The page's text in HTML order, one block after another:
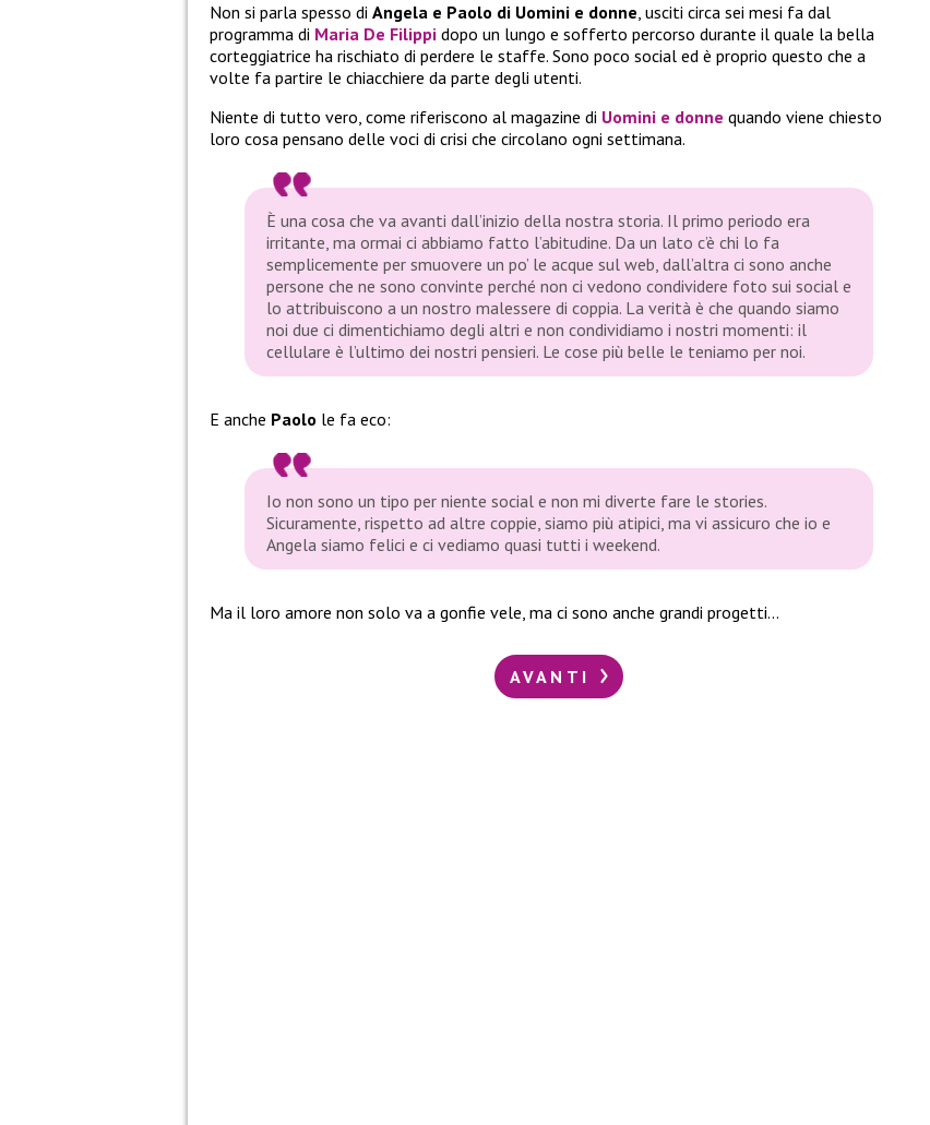
Non si parla spesso di Angela e Paolo di Uomini e donne, usciti circa sei mesi fa dal
programma di Maria De Filippi dopo un lungo e sofferto percorso durante il quale la bella
corteggiatrice ha rischiato di perdere le staffe. Sono poco social ed è proprio questo che a
volte fa partire le chiacchiere da parte degli utenti.
Niente di tutto vero, come riferiscono al magazine di Uomini e donne quando viene chiesto
loro cosa pensano delle voci di crisi che circolano ogni settimana.
È una cosa che va avanti dall’inizio della nostra storia. Il primo periodo era
irritante, ma ormai ci abbiamo fatto l’abitudine. Da un lato c’è chi lo fa
semplicemente per smuovere un po’ le acque sul web, dall’altra ci sono anche
persone che ne sono convinte perché non ci vedono condividere foto sui social e
lo attribuiscono a un nostro malessere di coppia. La verità è che quando siamo
noi due ci dimentichiamo degli altri e non condividiamo i nostri momenti: il
cellulare è l’ultimo dei nostri pensieri. Le cose più belle le teniamo per noi.
E anche Paolo le fa eco:
Io non sono un tipo per niente social e non mi diverte fare le stories.
Sicuramente, rispetto ad altre coppie, siamo più atipici, ma vi assicuro che io e
Angela siamo felici e ci vediamo quasi tutti i weekend.
Ma il loro amore non solo va a gonfie vele, ma ci sono anche grandi progetti…
AVANTI